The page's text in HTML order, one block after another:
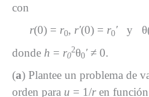
con
r(0) = r0, r′(0) = r0′y
donde h = r0
2θ0′≠ 0.
(a) Plantee un problema de
orden para u = 1/ren función